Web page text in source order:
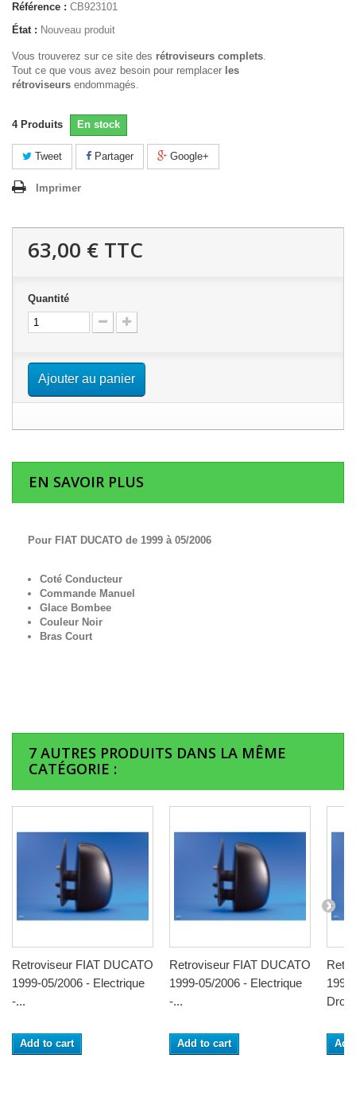
Référence : CB923101
État : Nouveau produit
Vous trouverez sur ce site des rétroviseurs complets.
Tout ce que vous avez besoin pour remplacer les
rétroviseurs endommagés.
4 Produits En stock
Tweet Partager Google+
Imprimer
63,00 € TTC
Quantité
Ajouter au panier
EN SAVOIR PLUS
Pour FIAT DUCATO de 1999 à 05/2006
Coté Conducteur
Commande Manuel
Glace Bombee
Couleur Noir
Bras Court
7 AUTRES PRODUITS DANS LA MÊME
CATÉGORIE :
Retroviseur FIAT DUCATO
1999-05/2006 - Electrique
-...
Add to cart
Retroviseur FIAT DUCATO
1999-05/2006 - Electrique
-...
Add to cart
Droit